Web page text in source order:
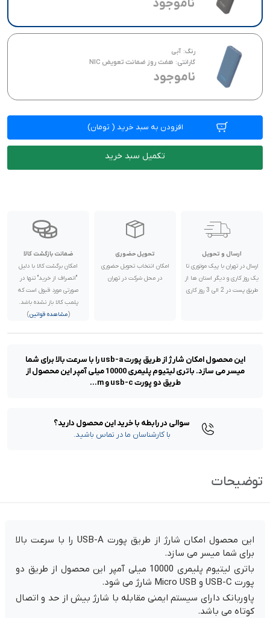
ناموجود
رنگ: آبی
گارانتی: هفت روز ضمانت تعویض NIC
ناموجود
افزودن به سبد خرید ( تومان)
تکمیل سبد خرید
ارسال و تحویل
ارسال در تهران با پیک موتوری تا
یک روز کاری و دیگر استان ها از
طریق پست در 2 الی 3 روز کاری
تحویل حضوری
امکان انتخاب تحویل حضوری
در محل شرکت در تهران
ضمانت بازگشت کالا
امکان برگشت کالا با دلیل
"انصراف از خرید" تنها در
صورتی مورد قبول است که
پلمب کالا باز نشده باشد.
(مشاهده قوانین)
این محصول امکان شارژ از طریق پورت usb-a را با سرعت بالا برای شما
میسر می سازد. باتری لیتیوم پلیمری 10000 میلی آمپر این محصول از
طریق دو پورت usb-c و m...
سوالی در رابطه با خرید این محصول دارید؟
با کارشناسان ما در تماس باشید.
توضیحات
این محصول امکان شارژ از طریق پورت USB-A را با سرعت بالا
برای شما میسر می سازد.
باتری لیتیوم پلیمری 10000 میلی آمپر این محصول از طریق دو
پورت USB-C و Micro USB شارژ می شود.
پاوربانک دارای سیستم ایمنی مقابله با شارژ بیش از حد و اتصال
کوتاه می باشد.